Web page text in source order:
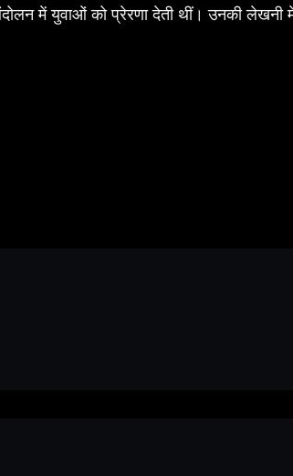
में युवाओं को प्रेरणा देती थीं। उनकी लेखनी